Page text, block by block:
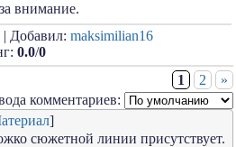
внимание.
| Добавил: maksimilian16
0.0/0
1 2
»
комментариев:
]
сюжетной линии присутствует.